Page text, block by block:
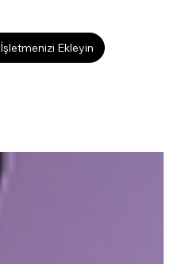
İşletmenizi Ekleyin